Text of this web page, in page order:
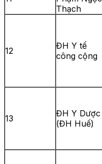
Thạch
12
ĐH Y tế
công cộng
13
ĐH Y Dược
(ĐH Huế)